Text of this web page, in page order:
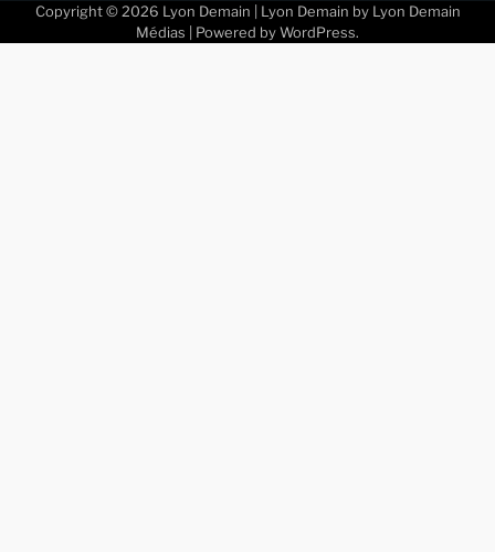
Copyright © 2026 Lyon Demain | Lyon Demain by Lyon Demain
Médias | Powered by WordPress.